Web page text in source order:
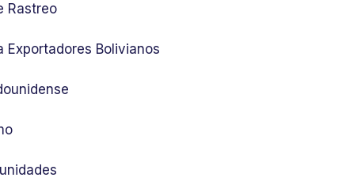
Rastreo
Exportadores Bolivianos